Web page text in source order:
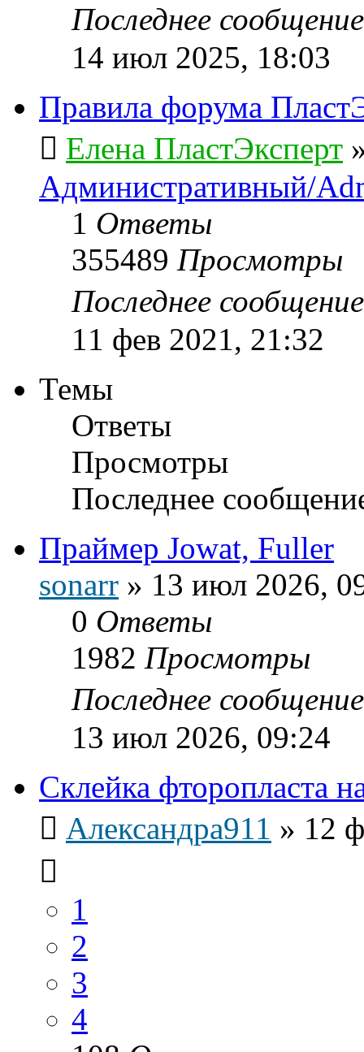
Последнее
14 июл 2025, 18:03
Правила форума
Елена ПластЭксперт
Административный/
1 Ответы
355489 Просмотры
Последнее
11 фев 2021, 21:32
Темы
Ответы
Просмотры
Последнее
Праймер Jowat, Fuller
sonarr » 13 июл 2026,
0 Ответы
1982 Просмотры
Последнее
13 июл 2026, 09:24
Склейка фторопласта
Александра911 » 12
1
2
3
4